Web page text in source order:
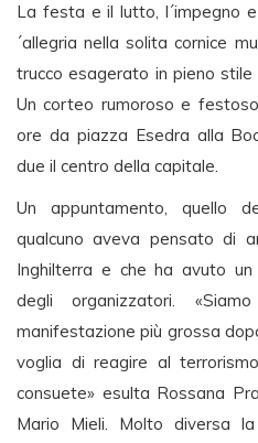
La festa e il lutto, l´impegno
´allegria nella solita cornice
trucco esagerato in pieno
Un corteo rumoroso e
ore da piazza Esedra alla
due il centro della capitale.
Un appuntamento, quello
qualcuno aveva pensato di
Inghilterra e che ha avuto
degli organizzatori.
manifestazione più grossa
voglia di reagire al
consuete» esulta Rossana
Mario Mieli. Molto diversa